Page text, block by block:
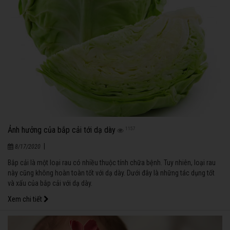
Ảnh hưởng của bắp cải tới dạ dày 1157
8/17/2020
Bắp cải là một loại rau có nhiều thuộc tính chữa bệnh. Tuy nhiên, loại rau
này cũng không hoàn toàn tốt với dạ dày. Dưới đây là những tác dụng tốt
và xấu của bắp cải với dạ dày.
Xem chi tiết